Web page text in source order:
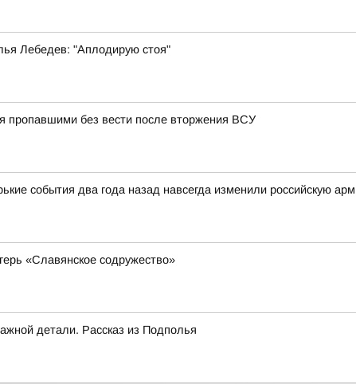
Лебедев: "Аплодирую стоя"
пропавшими без вести после вторжения ВСУ
события два года назад навсегда изменили российскую
«Славянское содружество»
детали. Рассказ из Подполья